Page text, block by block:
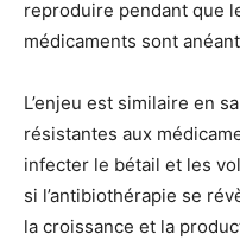
reproduire pendant que
médicaments sont
L’enjeu est similaire en
résistantes aux
infecter le bétail et les
si l’antibiothérapie se
la croissance et la